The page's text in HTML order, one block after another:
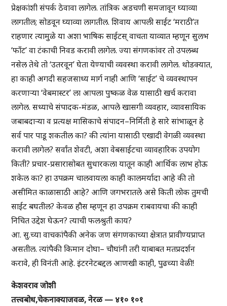
प्रेक्षकांशी संपर्क ठेवावा लागेल. तांत्रिक अडचणी समजावून घ्याव्या
लागतील; सोडवून घ्याव्या लागतील. शिवाय आपली साईट ‘मराठी’त
राहणार त्यामुळे या अशा भाषिक साईटस् वाचता याव्यात म्हणून सुलभ
‘फाँट’ वा टंकाची निवड करावी लागेल. ज्या संगणकांवर तो उपलब्ध
नसेल तेथे तो ‘उतरवून’ घेता येण्याची व्यवस्था करावी लागेल. थोडक्यात,
हा काही अगदी सहजसाध्य मार्ग नाही आणि ‘साईट’ चे व्यवस्थापन
करणाऱ्या ‘वेबमास्टर’ ला आपला पुष्कळ वेळ यासाठी खर्च करावा
लागेल. सध्याचे संपादक-मंडळ, आपले खासगी व्यवहार, व्यावसायिक
जबाबदाऱ्या व प्रत्यक्ष मासिकाचे संपादन–निर्मिती हे सारे सांभाळून हे
सर्व पार पाडू शकतील का? की त्यांना यासाठी एखादी वेगळी व्यवस्था
करावी लागेल? सर्वांत शेवटी, अशा वेबसाईटचा व्यावहारिक उपयोग
किती? प्रचार-प्रसारासोबत सुधारकला यातून काही आर्थिक लाभ होऊ
शकेल का? हा उपक्रम चालवायला काही कालमर्यादा आहे की तो
असीमित काळासाठी आहे? आणि जगभरातले असे किती लोक तुमची
साईट बघतील? केवळ हौस म्हणून हा उपक्रम राबवायचा की काही
निचित उद्देश घेऊन? त्याची फलश्रुती काय?
आ. सु.च्या वाचकांपैकी अनेक जण संगणकाच्या क्षेत्रात प्रावीण्यप्राप्त
असतील. त्यांपैकी किमान दोघा– चौघांनी तरी याबाबत मतप्रदर्शन
करावे, ही विनंती आहे. इंटरनेटबद्दल आणखी काही, पुढच्या वेळी!
केशवराव जोशी
तत्त्वबोध,चेकनाक्याजवळ, नेरळ — ४१० १०१